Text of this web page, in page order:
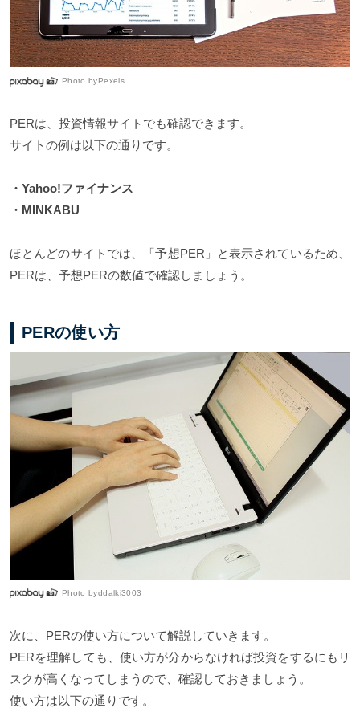
Photo byPexels
PERは、投資情報サイトでも確認できます。
サイトの例は以下の通りです。
・Yahoo!ファイナンス
・MINKABU
ほとんどのサイトでは、「予想PER」と表示されているため、
PERは、予想PERの数値で確認しましょう。
PERの使い方
Photo byddalki3003
次に、PERの使い方について解説していきます。
PERを理解しても、使い方が分からなければ投資をするにもリ
スクが高くなってしまうので、確認しておきましょう。
使い方は以下の通りです。